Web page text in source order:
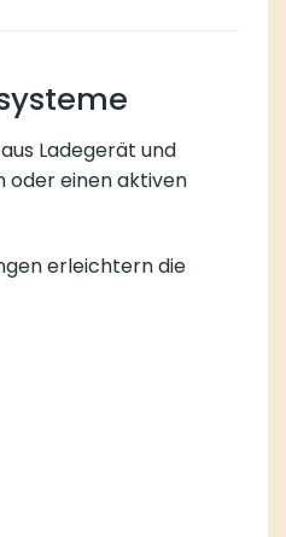
Ladegerät und
oder einen aktiven
erleichtern die